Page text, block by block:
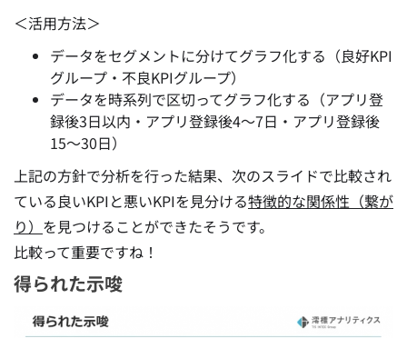
＜活用方法＞
データをセグメントに分けてグラフ化する（良好KPI
グループ・不良KPIグループ）
データを時系列で区切ってグラフ化する（アプリ登
録後3日以内・アプリ登録後4〜7日・アプリ登録後
15〜30日）
上記の方針で分析を行った結果、次のスライドで比較され
ている良いKPIと悪いKPIを見分ける特徴的な関係性（繋が
り） を見つけることができたそうです。
比較って重要ですね！
得られた示唆